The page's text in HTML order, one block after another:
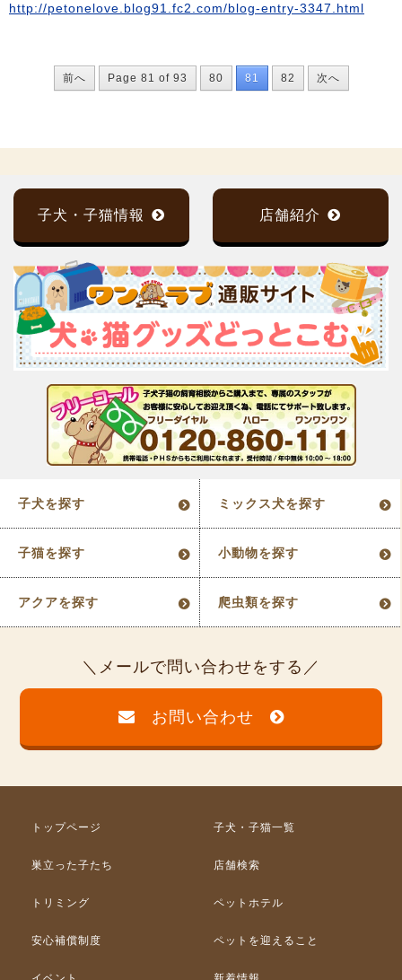
http://petonelove.blog91.fc2.com/blog-entry-3347.html
前へ Page 81 of 93 80 81 82 次へ
子犬・子猫情報 店舗紹介
子犬を探す ミックス犬を探す
子猫を探す 小動物を探す
アクアを探す 爬虫類を探す
メールで問い合わせをする
お問い合わせ
トップページ 子犬・子猫一覧
巣立った子たち 店舗検索
トリミング ペットホテル
安心補償制度 ペットを迎えること